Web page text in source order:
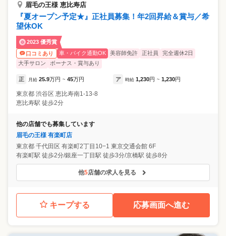
眉毛の王様 恵比寿店
『夏オープン予定★』正社員募集！年2回昇給＆賞与／希
望休OK
2023 優秀賞
口コミあり
車・バイク通勤OK 美容師免許 正社員
完全週休2日
大手サロン
ボーナス・賞与あり
正 月給 25.9万円 ~ 45万円 ア 時給 1,230円 ~ 1,230円
東京都 渋谷区 恵比寿南1-13-8
恵比寿駅 徒歩2分
他の店舗でも募集しています
眉毛の王様 有楽町店
東京都 千代田区 有楽町2丁目10−1 東京交通会館 6F
有楽町駅 徒歩2分/銀座一丁目駅 徒歩3分/京橋駅 徒歩8分
他5店舗の求人を見る
キープする 応募画面へ進む